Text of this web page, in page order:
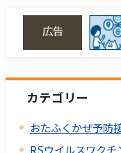
広告
カテゴリー
おたふくかぜ予防
RSウイルスワク